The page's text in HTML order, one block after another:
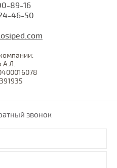
89-16
46-50
А.Л.
звонок